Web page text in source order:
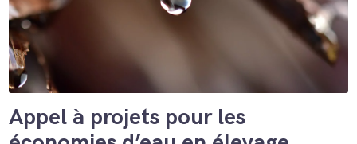
Appel à projets pour les